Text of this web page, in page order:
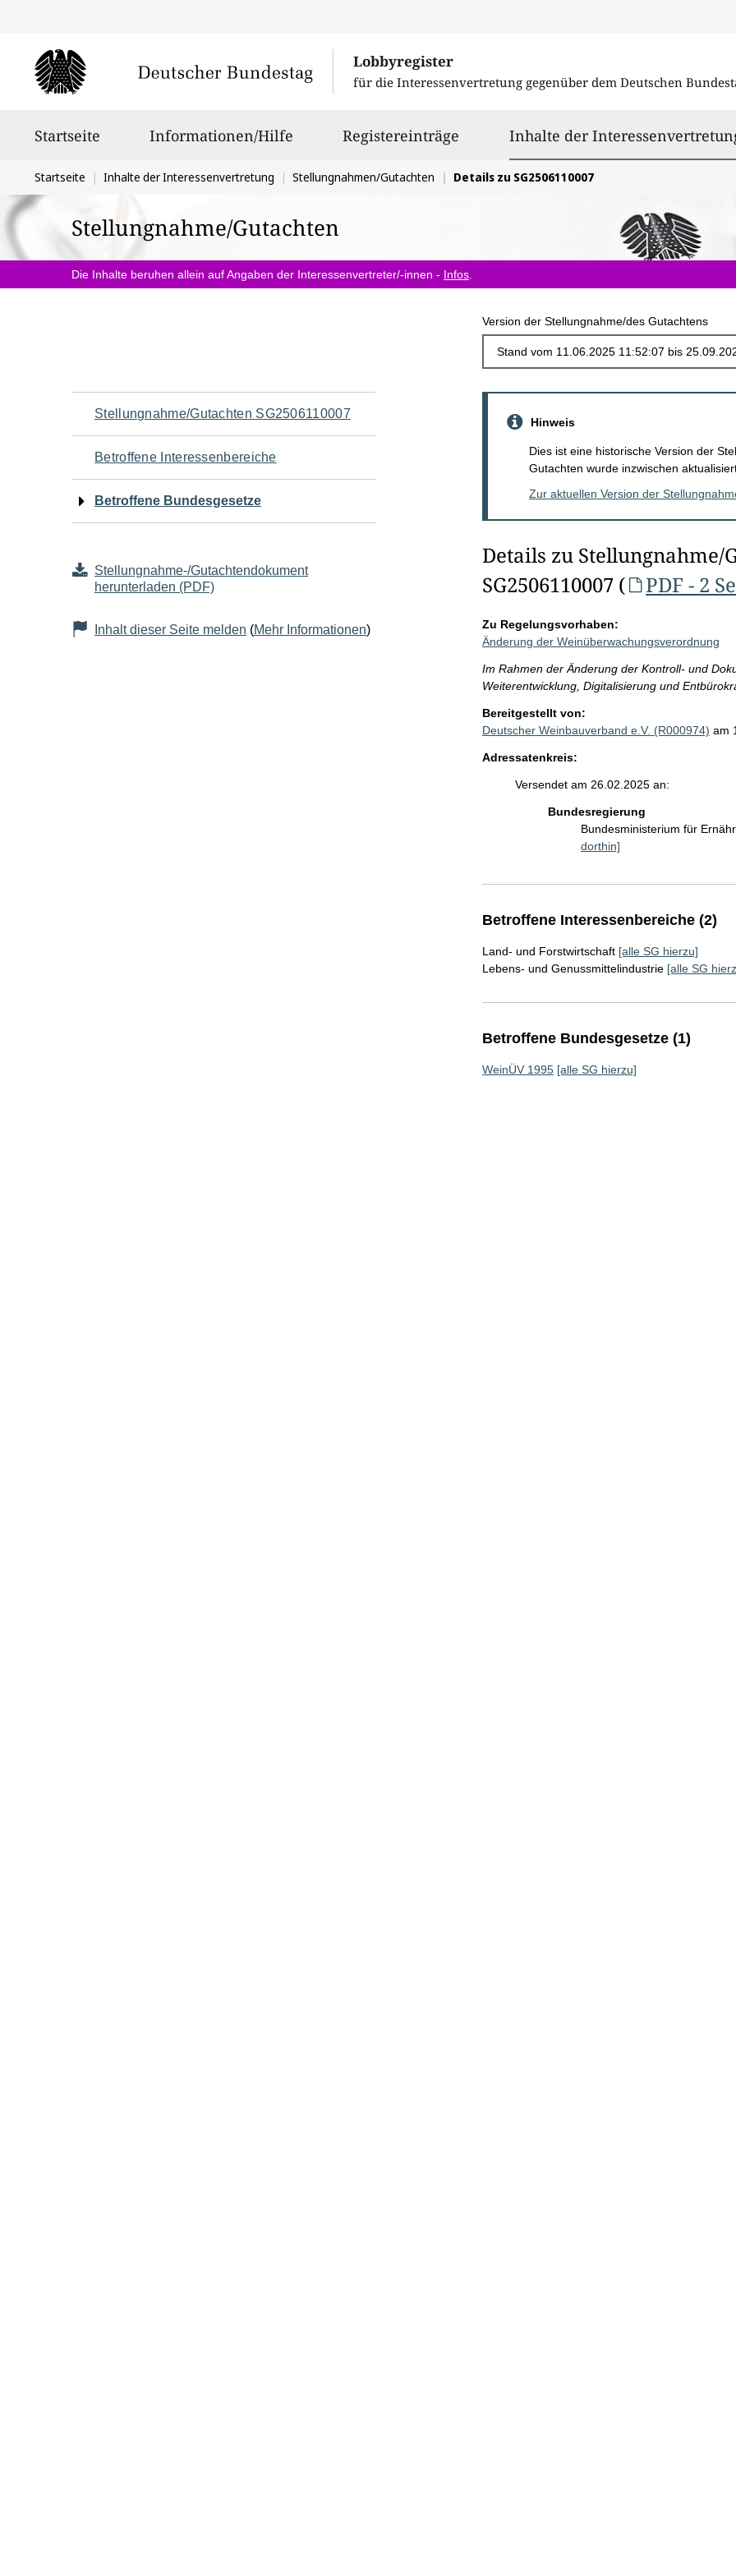
Lobbyregister
für die Interessenvertretung gegenüber dem Deutschen
Startseite Informationen/Hilfe Registereinträge Inhalte der
Sie
befinden
sich
hier:
Startseite Inhalte der Interessenvertretung Stellungnahmen/Gutachten Details zu SG2506110007
Stellungnahme/Gutachten
Die Inhalte beruhen allein auf Angaben der Interessenvertreter/-innen - Infos
Version der Stellungnahme/des Gutachtens
Navigation
für
den
Seiteninhalt
Stellungnahme/Gutachten SG2506110007
Betroffene Interessenbereiche
Betroffene Bundesgesetze
Stellungnahme-/Gutachtendokument
herunterladen (PDF)
Inhalt dieser Seite melden (Mehr Informationen)
Hinweis
Dies ist eine historische Version der
Gutachten wurde inzwischen
Zur aktuellen Version der
Details zu Stellungnahme/
SG2506110007 (
PDF - 2
Zu Regelungsvorhaben:
Änderung der Weinüberwachungsverordnung
Im Rahmen der Änderung der Kontroll- und
Weiterentwicklung, Digitalisierung und
Bereitgestellt von:
Deutscher Weinbauverband e.V. (R000974) am
Adressatenkreis:
Versendet am 26.02.2025 an:
Bundesregierung
Bundesministerium für
dorthin]
Betroffene Interessenbereiche (2)
Land- und Forstwirtschaft [alle SG hierzu]
Lebens- und Genussmittelindustrie [alle SG
Betroffene Bundesgesetze (1)
WeinÜV 1995 [alle SG hierzu]